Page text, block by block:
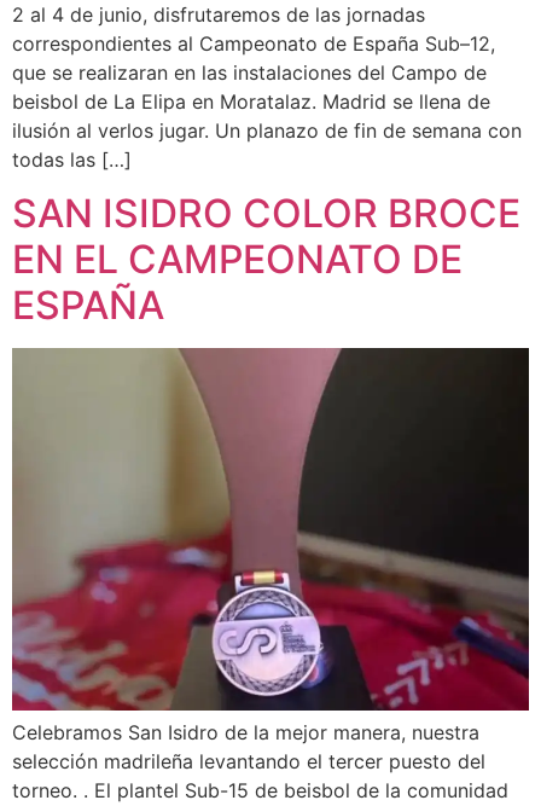
2 al 4 de junio, disfrutaremos de las jornadas
correspondientes al Campeonato de España Sub–12,
que se realizaran en las instalaciones del Campo de
beisbol de La Elipa en Moratalaz. Madrid se llena de
ilusión al verlos jugar. Un planazo de fin de semana con
todas las […]
SAN ISIDRO COLOR BROCE
EN EL CAMPEONATO DE
ESPAÑA
Celebramos San Isidro de la mejor manera, nuestra
selección madrileña levantando el tercer puesto del
torneo. . El plantel Sub-15 de beisbol de la comunidad